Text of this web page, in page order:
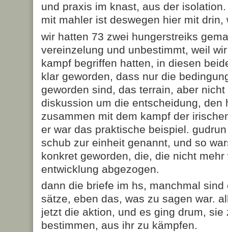
und praxis im knast, aus der
mit mahler ist deswegen hier mit drin,
wir hatten 73 zwei hungerstreiks
vereinzelung und unbestimmt, weil
kampf begriffen hatten, in diesen
klar geworden, dass nur die
geworden sind, das terrain, aber
diskussion um die entscheidung, den
zusammen mit dem kampf der
er war das praktische beispiel.
schub zur einheit genannt, und so
konkret geworden, die, die nicht
entwicklung abgezogen.
dann die briefe im hs, manchmal
sätze, eben das, was zu sagen war.
jetzt die aktion, und es ging drum, sie
bestimmen, aus ihr zu kämpfen.